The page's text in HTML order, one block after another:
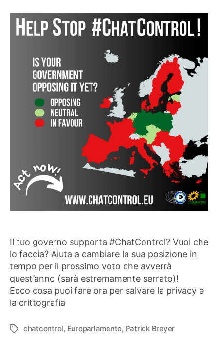
Il tuo governo supporta #ChatControl? Vuoi che
lo faccia? Aiuta a cambiare la sua posizione in
tempo per il prossimo voto che avverrà
quest’anno (sarà estremamente serrato)!
Ecco cosa puoi fare ora per salvare la privacy e
la crittografia
Tag chatcontrol, Europarlamento, Patrick Breyer